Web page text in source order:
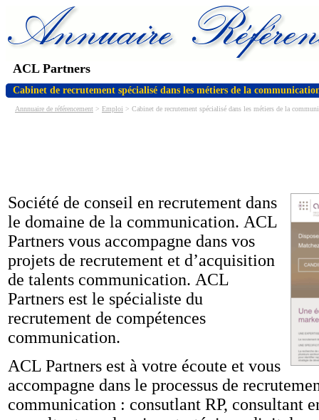
ACL Partners
Cabinet de recrutement spécialisé dans les métiers de la
Annnuaire de référencement > Emploi > Cabinet de recrutement spécialisé dans les métiers de la
Société de conseil en recrutement dans
le domaine de la communication. ACL
Partners vous accompagne dans vos
projets de recrutement et d’acquisition
de talents communication. ACL
Partners est le spécialiste du
recrutement de compétences
communication.
ACL Partners est à votre écoute et vous
accompagne dans le processus de
communication : consutlant RP, consultant